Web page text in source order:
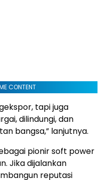
CONTENT
tapi juga
dilindungi, dan
bangsa,” lanjutnya.
pionir soft power
Jika dijalankan
reputasi